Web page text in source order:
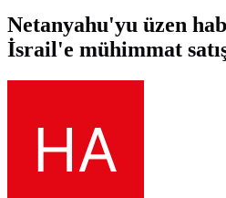
Netanyahu'yu üzen
İsrail'e mühimmat